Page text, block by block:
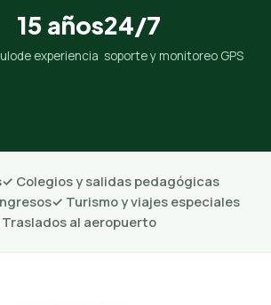
15 años
de experiencia
24/7
soporte y monitoreo GPS
✓ Colegios y salidas pedagógicas
✓ Turismo y viajes especiales
al aeropuerto